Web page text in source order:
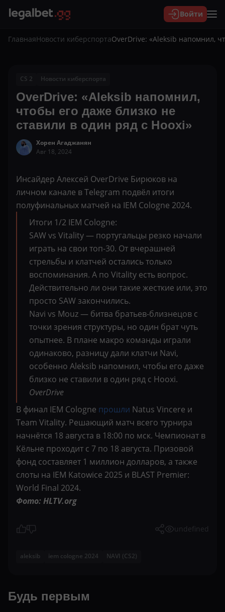
Войти
ГлавнаяНовости киберспортаOverDrive: «Aleksib напомнил,
CS 2 Новости киберспорта
OverDrive: «Aleksib напомнил,
чтобы его даже близко не
ставили в один ряд с Hooxi»
Хорен Агаджанян
Авг 18, 2024
Инсайдер Алексей OverDrive Бирюков на
личном канале в Telegram подвёл итоги
полуфинальных матчей на IEM Cologne 2024.
Итоги 1/2 IEM Cologne:
SAW vs Vitality — португальцы резко начали
играть на свои топ-30. От вчерашней
стрельбы и клатчей остались только
воспоминания. А по Vitality есть вопрос.
Действительно ли они такие жесткие или, это
просто SAW закончились.
Navi vs Mouz — битва братьев-близнецов с
точки зрения структуры, но один брат чуть
опытнее. В плане макро команды играли
одинаково, разницу дали клатчи Navi,
особенно Aleksib напомнил, чтобы его даже
близко не ставили в один ряд с Hooxi.
OverDrive
В финал IEM Cologne прошли Natus Vincere и
Team Vitality. Решающий матч всего турнира
начнётся 18 августа в 18:00 по мск. Чемпионат в
Кёльне проходит с 7 по 18 августа. Призовой
фонд составляет 1 миллион долларов, а также
слоты на IEM Katowice 2025 и BLAST Premier:
World Final 2024.
Фото: HLTV.org
undefined
aleksib iem cologne 2024 NAVI (CS2)
Будь первым